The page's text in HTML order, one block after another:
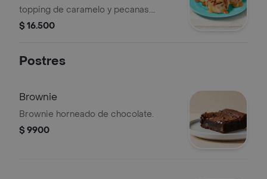
topping de caramelo y pecanas.
Recuerda calentarlos 10s en el
$ 16.500
Postres
Brownie
Brownie horneado de chocolate.
$ 9900